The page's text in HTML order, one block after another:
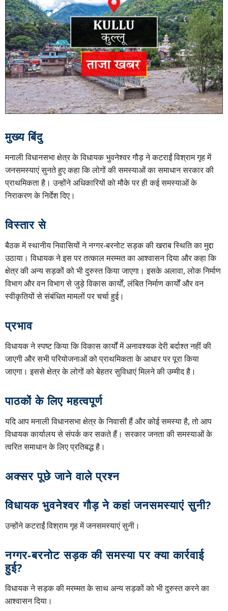
मुख्य बिंदु
मनाली विधानसभा क्षेत्र के विधायक भुवनेश्वर गौड़ ने कटराईं विश्राम गृह में
जनसमस्याएं सुनते हुए कहा कि लोगों की समस्याओं का समाधान सरकार की
प्राथमिकता है। उन्होंने अधिकारियों को मौके पर ही कई समस्याओं के
निराकरण के निर्देश दिए।
विस्तार से
बैठक में स्थानीय निवासियों ने नग्गर-बरनोट सड़क की खराब स्थिति का मुद्दा
उठाया। विधायक ने इस पर तत्काल मरम्मत का आश्वासन दिया और कहा कि
क्षेत्र की अन्य सड़कों को भी दुरुस्त किया जाएगा। इसके अलावा, लोक निर्माण
विभाग और वन विभाग से जुड़े विकास कार्यों, लंबित निर्माण कार्यों और वन
स्वीकृतियों से संबंधित मामलों पर चर्चा हुई।
प्रभाव
विधायक ने स्पष्ट किया कि विकास कार्यों में अनावश्यक देरी बर्दाश्त नहीं की
जाएगी और सभी परियोजनाओं को प्राथमिकता के आधार पर पूरा किया
जाएगा। इससे क्षेत्र के लोगों को बेहतर सुविधाएं मिलने की उम्मीद है।
पाठकों के लिए महत्वपूर्ण
यदि आप मनाली विधानसभा क्षेत्र के निवासी हैं और कोई समस्या है, तो आप
विधायक कार्यालय से संपर्क कर सकते हैं। सरकार जनता की समस्याओं के
त्वरित समाधान के लिए प्रतिबद्ध है।
अक्सर पूछे जाने वाले प्रश्न
विधायक भुवनेश्वर गौड़ ने कहां जनसमस्याएं सुनी?
उन्होंने कटराईं विश्राम गृह में जनसमस्याएं सुनी।
नग्गर-बरनोट सड़क की समस्या पर क्या कार्रवाई
हुई?
विधायक ने सड़क की मरम्मत के साथ अन्य सड़कों को भी दुरुस्त करने का
आश्वासन दिया।